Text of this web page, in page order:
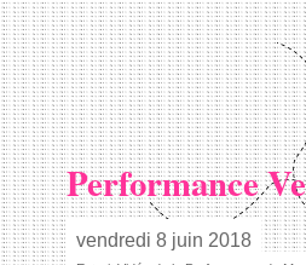
Performance
vendredi 8 juin 2018